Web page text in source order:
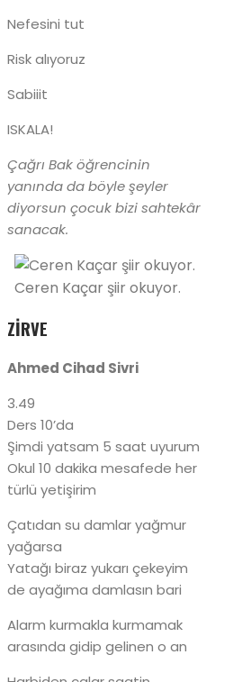
Nefesini tut
Risk alıyoruz
Sabiiit
ISKALA!
Çağrı Bak öğrencinin
yanında da böyle şeyler
diyorsun çocuk bizi sahtekâr
sanacak.
Ceren Kaçar şiir okuyor.
ZİRVE
Ahmed Cihad Sivri
3.49
Ders 10’da
Şimdi yatsam 5 saat uyurum
Okul 10 dakika mesafede her
türlü yetişirim
Çatıdan su damlar yağmur
yağarsa
Yatağı biraz yukarı çekeyim
de ayağıma damlasın bari
Alarm kurmakla kurmamak
arasında gidip gelinen o an